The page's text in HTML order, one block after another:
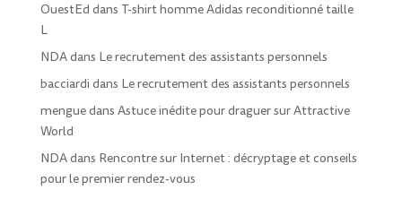
OuestEd dans T-shirt homme Adidas reconditionné taille
L
NDAdans Le recrutement des assistants personnels
bacciardi dans Le recrutement des assistants personnels
menguedans Astuce inédite pour draguer sur Attractive
World
NDAdans Rencontre sur Internet : décryptage et conseils
pour le premier rendez-vous